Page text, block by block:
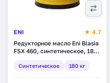
ENI
★ 4.7
Редукторное масло Eni Blasia
FSX 460, синтетическое, 180
Синтетическое 180 кг